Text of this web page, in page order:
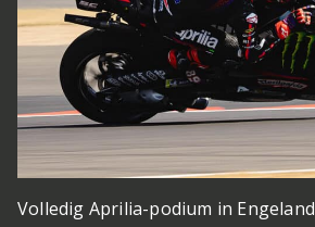
Volledig Aprilia-podium in Engeland